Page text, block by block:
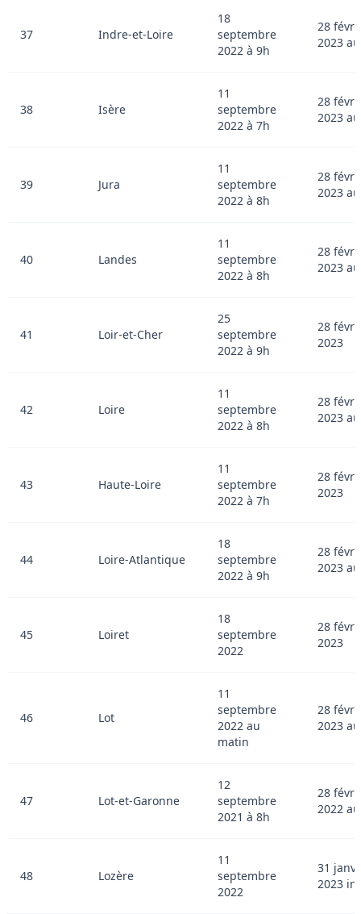
37 Indre-et-Loire
18
septembre
2022 à 9h
28
2023
38 Isère
11
septembre
2022 à 7h
28
2023
39 Jura
11
septembre
2022 à 8h
28
2023
40 Landes
11
septembre
2022 à 8h
28
2023
41 Loir-et-Cher
25
septembre
2022 à 9h
28
2023
42 Loire
11
septembre
2022 à 8h
28
2023
43 Haute-Loire
11
septembre
2022 à 7h
28
2023
44 Loire-Atlantique
18
septembre
2022 à 9h
28
2023
45 Loiret
18
septembre
2022
28
2023
46 Lot
11
septembre
2022 au
matin
28
2023
47 Lot-et-Garonne
12
septembre
2021 à 8h
28
2022
48 Lozère
11
septembre
2022
31
2023